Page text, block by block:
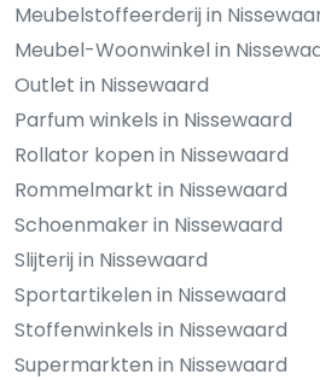
Meubelstoffeerderij in
Meubel-Woonwinkel in
Outlet in Nissewaard
Parfum winkels in Nissewaard
Rollator kopen in Nissewaard
Rommelmarkt in Nissewaard
Schoenmaker in Nissewaard
Slijterij in Nissewaard
Sportartikelen in Nissewaard
Stoffenwinkels in Nissewaard
Supermarkten in Nissewaard